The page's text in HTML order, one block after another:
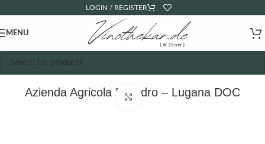
LOGIN / REGISTER
MENU
Azienda Agricola Pilandro – Lugana DOC
Click to enlarge